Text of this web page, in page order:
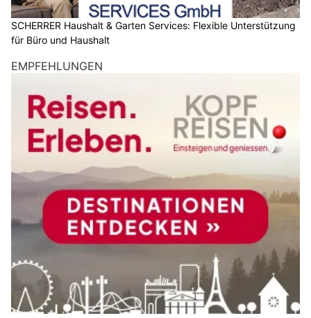
SCHERRER Haushalt & Garten Services: Flexible Unterstützung
für Büro und Haushalt
EMPFEHLUNGEN